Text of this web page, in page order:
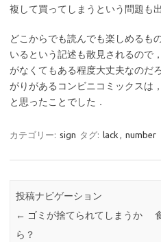
複して買ってしまうという問題も
どこからでも読んでも楽しめるも
いるという記述も散見されるので
がなくてもある程度大丈夫なのだ
がりがあるコンビニコミックスは
と思ったことでした．
カテゴリー: sign タグ: lack , number
投稿ナビゲーション
← ゴミが捨てられてしまうか
ら？